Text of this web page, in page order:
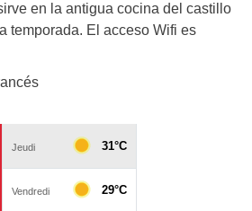
en la antigua cocina del castillo
temporada. El acceso Wifi es